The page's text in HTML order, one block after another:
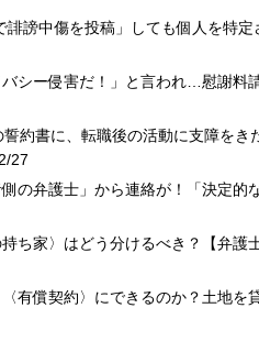
謗中傷を投稿」しても個人を特定
シー侵害だ！」と言われ…慰謝料
誓約書に、転職後の活動に支障を
27
の弁護士」から連絡が！「決定的
ち家〉はどう分けるべき？【弁護
有償契約〉にできるのか？土地を